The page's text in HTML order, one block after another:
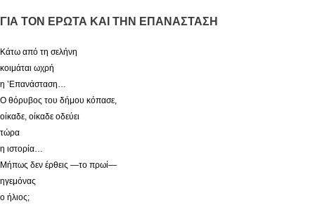
ΓΙΑ ΤΟΝ ΕΡΩΤΑ ΚΑΙ ΤΗΝ ΕΠΑΝΑΣΤΑΣΗ
Κάτω από τη σελήνη
κοιμάται ωχρή
η ’Επανάσταση…
Ο θόρυβος του δήμου κόπασε,
οίκαδε, οίκαδε οδεύει
τώρα
η ιστορία…
Μήπως δεν έρθεις —το πρωί—
ηγεμόνας
ο ήλιος;